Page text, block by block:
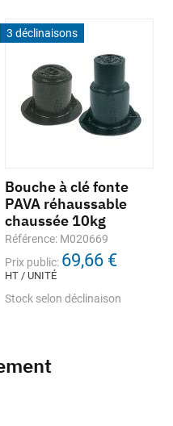
3 déclinaisons
Bouche à clé fonte
PAVA réhaussable
chaussée 10kg
Référence: M020669
Prix public: 69,66 €
HT / UNITÉ
Stock selon déclinaison